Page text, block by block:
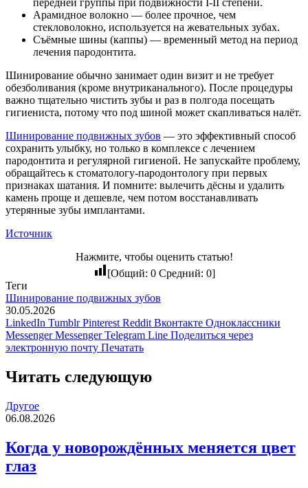
передней группы при подвижности I-II степени.
Арамидное волокно — более прочное, чем
стекловолокно, используется на жевательных зубах.
Съёмные шины (каппы) — временный метод на период
лечения пародонтита.
Шинирование обычно занимает один визит и не требует
обезболивания (кроме внутриканального). После процедуры
важно тщательно чистить зубы и раз в полгода посещать
гигиениста, потому что под шиной может скапливаться налёт.
Шинирование подвижных зубов — это эффективный способ
сохранить улыбку, но только в комплексе с лечением
пародонтита и регулярной гигиеной. Не запускайте проблему,
обращайтесь к стоматологу-пародонтологу при первых
признаках шатания. И помните: вылечить дёсны и удалить
камень проще и дешевле, чем потом восстанавливать
утерянные зубы имплантами.
Источник
Нажмите, чтобы оценить статью!
[Общий: 0Средний: 0]
Теги
Шинирование подвижных зубов
30.05.2026
LinkedIn Tumblr Pinterest Reddit Вконтакте Одноклассники
Messenger Messenger Telegram Line Поделиться через
электронную почту Печатать
Читать следующую
Другое
06.08.2026
Когда у новорождённых меняется цвет
глаз